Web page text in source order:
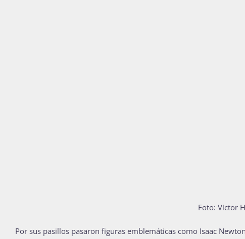
Foto: Víctor
Por sus pasillos pasaron figuras emblemáticas como Isaac